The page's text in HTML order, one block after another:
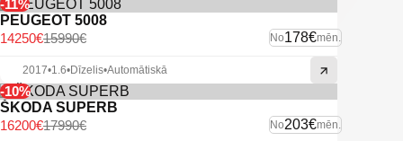
-11%
PEUGEOT 5008
No178€mēn.
15990€
14250€
2017•1.6•Dīzelis•Automātiskā
-10%
ŠKODA SUPERB
No203€mēn.
17990€
16200€